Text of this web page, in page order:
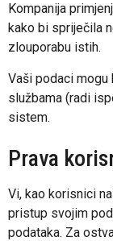
Kompanija
kako bi spriječila
zlouporabu istih.
Vaši podaci
službama (radi
sistem.
Prava
Vi, kao korisnici
pristup svojim
podataka. Za